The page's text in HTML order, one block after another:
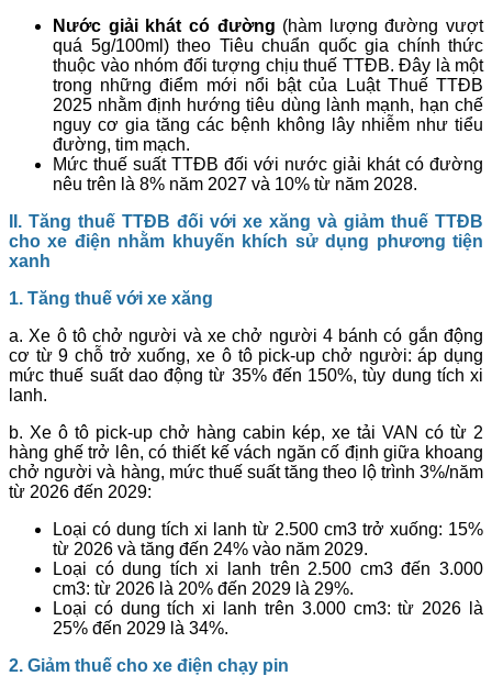
Nước giải khát có đường (hàm lượng đường vượt
quá 5g/100ml) theo Tiêu chuẩn quốc gia chính thức
thuộc vào nhóm đối tượng chịu thuế TTĐB. Đây là một
trong những điểm mới nổi bật của Luật Thuế TTĐB
2025 nhằm định hướng tiêu dùng lành mạnh, hạn chế
nguy cơ gia tăng các bệnh không lây nhiễm như tiểu
đường, tim mạch.
Mức thuế suất TTĐB đối với nước giải khát có đường
nêu trên là 8% năm 2027 và 10% từ năm 2028.
II. Tăng thuế TTĐB đối với xe xăng và giảm thuế TTĐB
cho xe điện nhằm khuyến khích sử dụng phương tiện
xanh
1. Tăng thuế với xe xăng
a. Xe ô tô chở người và xe chở người 4 bánh có gắn động
cơ từ 9 chỗ trở xuống, xe ô tô pick-up chở người: áp dụng
mức thuế suất dao động từ 35% đến 150%, tùy dung tích xi
lanh.
b. Xe ô tô pick-up chở hàng cabin kép, xe tải VAN có từ 2
hàng ghế trở lên, có thiết kế vách ngăn cố định giữa khoang
chở người và hàng, mức thuế suất tăng theo lộ trình 3%/năm
từ 2026 đến 2029:
Loại có dung tích xi lanh từ 2.500 cm3 trở xuống: 15%
từ 2026 và tăng đến 24% vào năm 2029.
Loại có dung tích xi lanh trên 2.500 cm3 đến 3.000
cm3: từ 2026 là 20% đến 2029 là 29%.
Loại có dung tích xi lanh trên 3.000 cm3: từ 2026 là
25% đến 2029 là 34%.
2. Giảm thuế cho xe điện chạy pin